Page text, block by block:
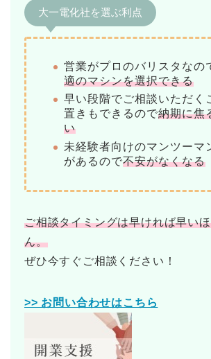
大一電化社を選ぶ利点
営業がプロのバリスタなの
適のマシンを選択できる
早い段階でご相談いただく
置きもできるので納期に焦
い
未経験者向けのマンツーマ
があるので不安がなくなる
ご相談タイミングは早ければ早い
ん。
ぜひ今すぐご相談ください！
>> お問い合わせはこちら